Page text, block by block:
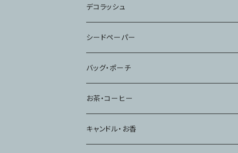
デコラッシュ
シードペーパー
バッグ・ポーチ
お茶・コーヒー
キャンドル・お香